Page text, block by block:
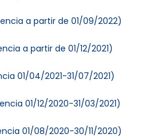
a partir de 01/09/2022)
a partir de 01/12/2021)
01/04/2021-31/07/2021)
01/12/2020-31/03/2021)
01/08/2020-30/11/2020)